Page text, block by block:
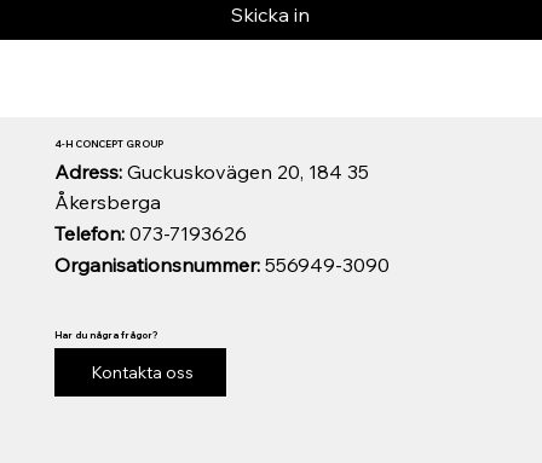
Skicka in
Organisationsnummer:556949-3090
Telefon:073-7193626
Adress: Guckuskovägen 20, 184 35
Åkersberga
4-H CONCEPT GROUP
Har du några frågor?
Kontakta oss